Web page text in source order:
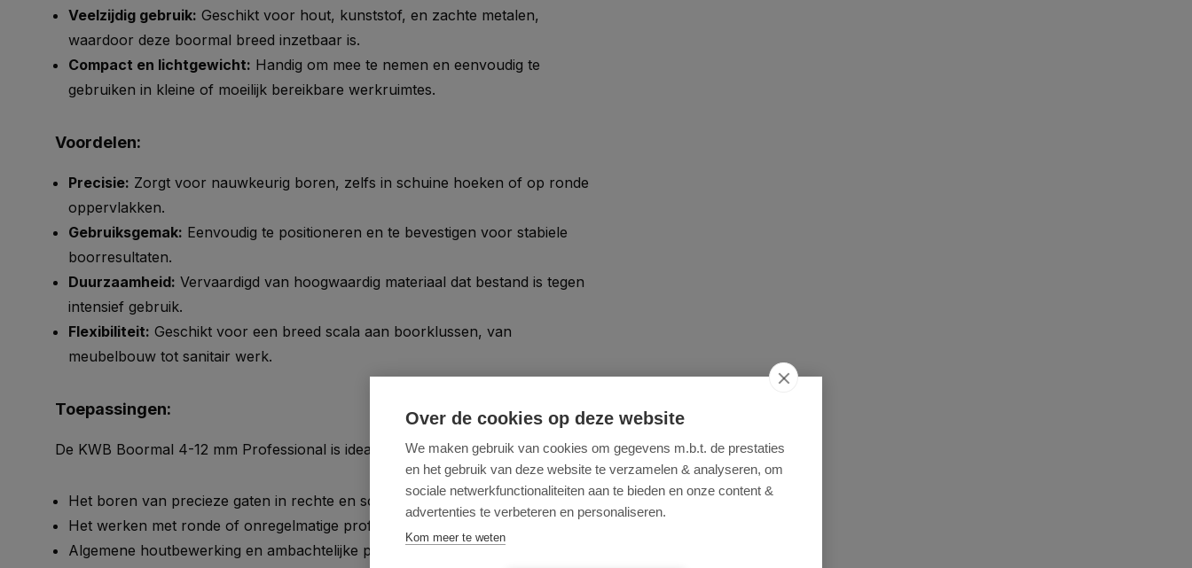
Veelzijdig gebruik: Geschikt voor hout, kunststof, en zachte metalen,
waardoor deze boormal breed inzetbaar is.
Compact en lichtgewicht: Handig om mee te nemen en eenvoudig te
gebruiken in kleine of moeilijk bereikbare werkruimtes.
Voordelen:
Precisie: Zorgt voor nauwkeurig boren, zelfs in schuine hoeken of op ronde
oppervlakken.
Gebruiksgemak: Eenvoudig te positioneren en te bevestigen voor stabiele
boorresultaten.
Duurzaamheid: Vervaardigd van hoogwaardig materiaal dat bestand is tegen
intensief gebruik.
Flexibiliteit: Geschikt voor een breed scala aan boorklussen, van
meubelbouw tot sanitair werk.
Toepassingen:
De KWB Boormal 4-12 mm Professional is ideaal voor:
Het boren van precieze gaten in rechte en schuine hoeken.
Het werken met ronde of onregelmatige profielen zoals buizen.
Algemene houtbewerking en ambachtelijke projecten.
Over de cookies op deze website
We maken gebruik van cookies om gegevens m.b.t. de prestaties
en het gebruik van deze website te verzamelen & analyseren, om
sociale netwerkfunctionaliteiten aan te bieden en onze content &
advertenties te verbeteren en personaliseren.
Kom meer te weten